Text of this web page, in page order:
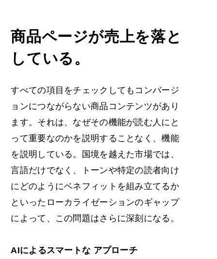
商品ページが売上を落と
している。
すべての項目をチェックしてもコンバージ
ョンにつながらない商品コンテンツがあり
ます。それは、なぜその機能が読む人にと
って重要なのかを説明することなく、機能
を説明している。国境を越えた市場では、
言語だけでなく、トーンや特定の読者向け
にどのようにベネフィットを組み立てるか
といったローカライゼーションのギャップ
によって、この問題はさらに深刻になる。
AIによるスマートな アプローチ